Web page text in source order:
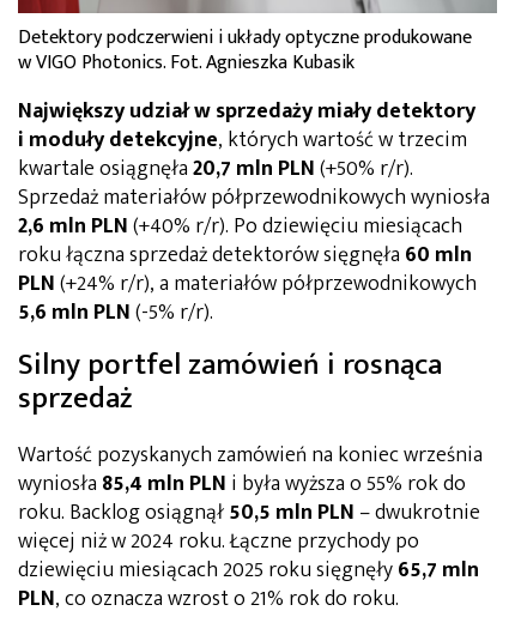
Detektory podczerwieni i układy optyczne produkowane
w VIGO Photonics. Fot. Agnieszka Kubasik
Największy udział w sprzedaży miały detektory
i moduły detekcyjne, których wartość w trzecim
kwartale osiągnęła20,7 mln PLN(+50% r/r).
Sprzedaż materiałów półprzewodnikowych wyniosła
2,6 mln PLN(+40% r/r). Po dziewięciu miesiącach
roku łączna sprzedaż detektorów sięgnęła 60 mln
PLN(+24% r/r), a materiałów półprzewodnikowych
5,6 mln PLN(-5% r/r).
Silny portfel zamówień i rosnąca
sprzedaż
Wartość pozyskanych zamówień na koniec września
wyniosła 85,4 mln PLN i była wyższa o 55% rok do
roku. Backlog osiągnął50,5 mln PLN – dwukrotnie
więcej niż w 2024 roku. Łączne przychody po
dziewięciu miesiącach 2025 roku sięgnęły65,7 mln
PLN, co oznacza wzrost o 21% rok do roku.